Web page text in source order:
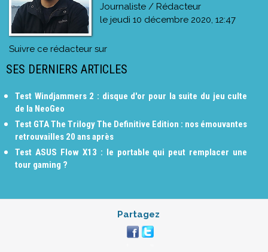
Journaliste / Rédacteur
le jeudi 10 décembre 2020, 12:47
Suivre ce rédacteur sur
SES DERNIERS ARTICLES
Test Windjammers 2 : disque d'or pour la suite du jeu culte
de la NeoGeo
Test GTA The Trilogy The Definitive Edition : nos émouvantes
retrouvailles 20 ans après
Test ASUS Flow X13 : le portable qui peut remplacer une
tour gaming ?
Partagez